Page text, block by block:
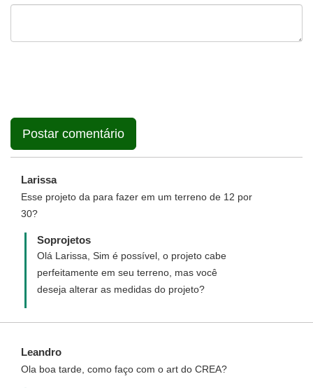
Larissa
Esse projeto da para fazer em um terreno de 12 por
30?
Soprojetos
Olá Larissa, Sim é possível, o projeto cabe
perfeitamente em seu terreno, mas você
deseja alterar as medidas do projeto?
Leandro
Ola boa tarde, como faço com o art do CREA?